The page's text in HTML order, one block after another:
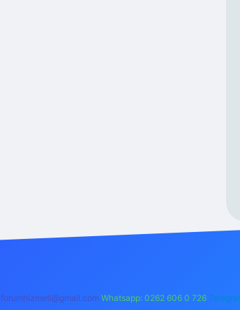
forumhizmeti@gmail.com Whatsapp: 0262 606 0 726